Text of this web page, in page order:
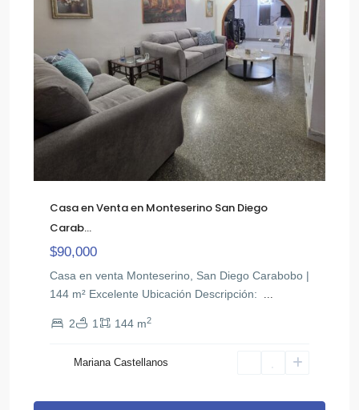
Casa en Venta en Monteserino San Diego
Carab...
$90,000
Casa en venta Monteserino, San Diego Carabobo |
144 m² Excelente Ubicación ​Descripción: ​ ...
2 1 144 m2
Mariana Castellanos